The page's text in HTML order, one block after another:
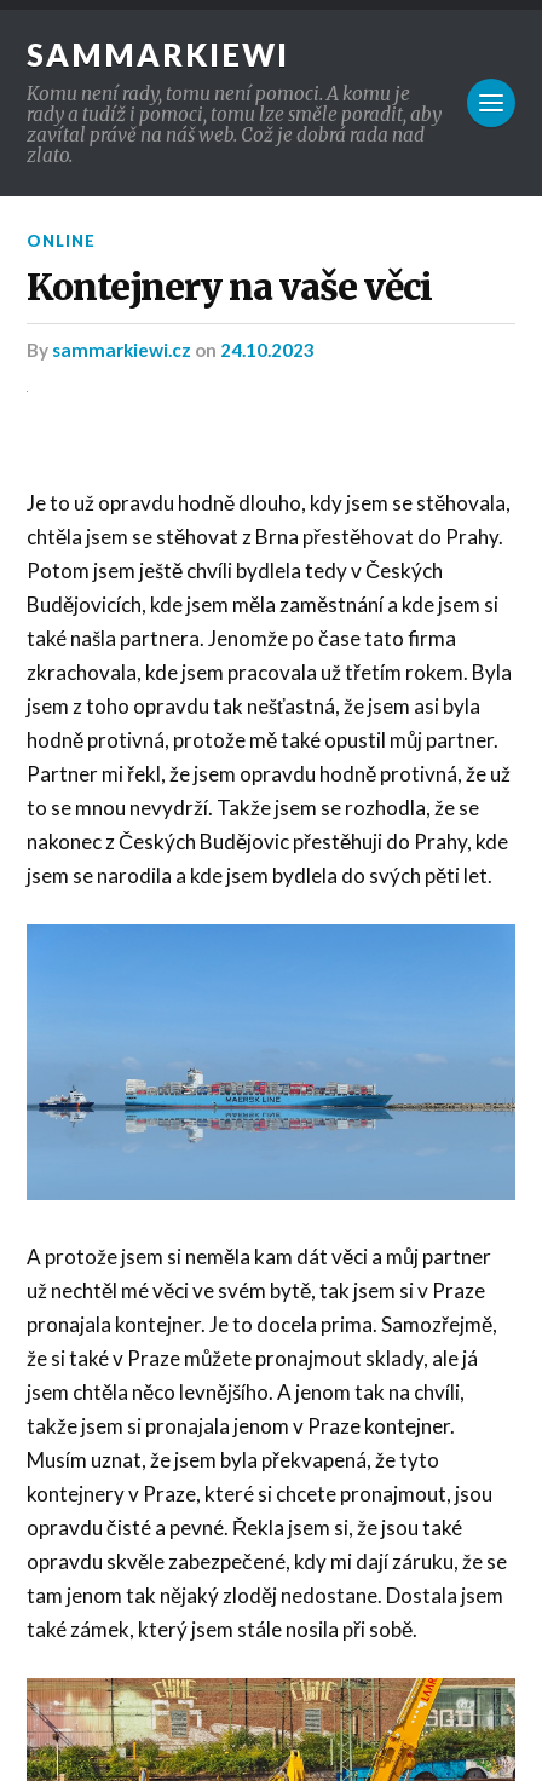
SAMMARKIEWI
Komu není rady, tomu není pomoci. A komu je
rady a tudíž i pomoci, tomu lze směle poradit, aby
zavítal právě na náš web. Což je dobrá rada nad
zlato.
ONLINE
Kontejnery na vaše věci
by sammarkiewi.cz on 24.10.2023
Je to už opravdu hodně dlouho, kdy jsem se stěhovala,
chtěla jsem se stěhovat z Brna přestěhovat do Prahy.
Potom jsem ještě chvíli bydlela tedy v Českých
Budějovicích, kde jsem měla zaměstnání a kde jsem si
také našla partnera. Jenomže po čase tato firma
zkrachovala, kde jsem pracovala už třetím rokem. Byla
jsem z toho opravdu tak nešťastná, že jsem asi byla
hodně protivná, protože mě také opustil můj partner.
Partner mi řekl, že jsem opravdu hodně protivná, že už
to se mnou nevydrží. Takže jsem se rozhodla, že se
nakonec z Českých Budějovic přestěhuji do Prahy, kde
jsem se narodila a kde jsem bydlela do svých pěti let.
A protože jsem si neměla kam dát věci a můj partner
už nechtěl mé věci ve svém bytě, tak jsem si v Praze
pronajala kontejner. Je to docela prima. Samozřejmě,
že si také v Praze můžete pronajmout sklady, ale já
jsem chtěla něco levnějšího. A jenom tak na chvíli,
takže jsem si pronajala jenom v Praze kontejner.
Musím uznat, že jsem byla překvapená, že tyto
kontejnery v Praze, které si chcete pronajmout, jsou
opravdu čisté a pevné. Řekla jsem si, že jsou také
opravdu skvěle zabezpečené, kdy mi dají záruku, že se
tam jenom tak nějaký zloděj nedostane. Dostala jsem
také zámek, který jsem stále nosila při sobě.